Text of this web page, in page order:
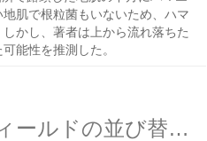
肌で根粒菌もいないため、ハマ
かし、著者は上から流れ落ちた
能性を推測した。
カスタムサーチフィールドの並び替えを検索結果ページでも利用できるように改修した